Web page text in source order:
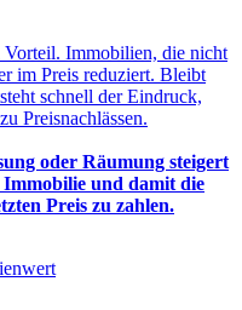
Vorteil. Immobilien, die nicht
im Preis reduziert. Bleibt
schnell der Eindruck,
Preisnachlässen.
oder Räumung steigert
und damit die
Preis zu zahlen.